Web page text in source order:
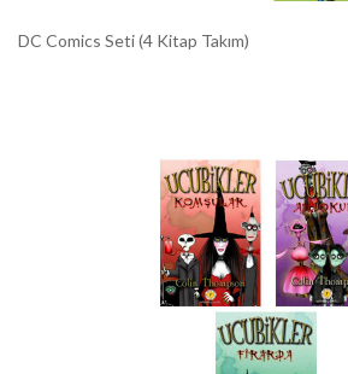
DC Comics Seti (4 Kitap Takım)